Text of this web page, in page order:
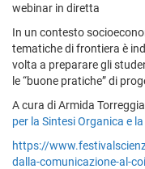
webinar in diretta
In un contesto
tematiche di frontiera è
volta a preparare gli
le “buone pratiche” di
A cura di Armida
per la Sintesi Organica e
https://
dalla-comunicazione-al-